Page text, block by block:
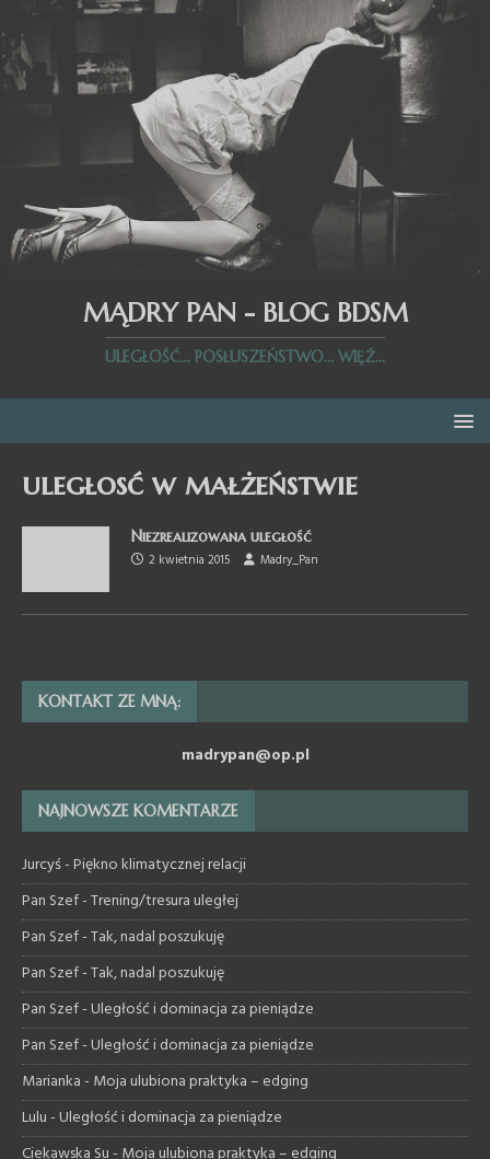
MĄDRY PAN - BLOG BDSM
ULEGŁOŚĆ... POSŁUSZEŃSTWO... WIĘŹ...
uległosć w małżeństwie
Niezrealizowana uległość
2 kwietnia 2015
Madry_Pan
KONTAKT ZE MNĄ:
madrypan@op.pl
NAJNOWSZE KOMENTARZE
Jurcyś-Piękno klimatycznej relacji
Pan Szef-Trening/tresura uległej
Pan Szef-Tak, nadal poszukuję
Pan Szef-Tak, nadal poszukuję
Pan Szef-Uległość i dominacja za pieniądze
Pan Szef-Uległość i dominacja za pieniądze
Marianka- Moja ulubiona praktyka – edging
Lulu-Uległość i dominacja za pieniądze